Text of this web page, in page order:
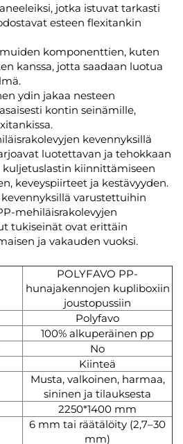
jotka istuvat tarkasti
esteen flexitankin
komponenttien, kuten
kanssa, jotta saadaan luotua
ydin jakaa nesteen
kontin seinämille,
kevennyksillä
luotettavan ja tehokkaan
kuljetuslastin kiinnittämiseen
keveyspiirteet ja kestävyyden.
varustettuihin
mehiläisrakolevyjen
tukiseinät ovat erittäin
ja vakauden vuoksi.
POLYFAVO PP-
hunajakennojen kupliboxiin
joustopussiin
Polyfavo
100% alkuperäinen pp
No
Kiinteä
Musta, valkoinen, harmaa,
sininen ja tilauksesta
2250*1400 mm
6 mm tai räätälöity (2,7–30
mm)